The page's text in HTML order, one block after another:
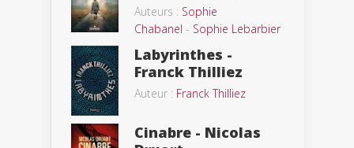
Auteurs : Sophie
Chabanel - Sophie Lebarbier
Labyrinthes -
Franck Thilliez
Auteur : Franck Thilliez
Cinabre - Nicolas